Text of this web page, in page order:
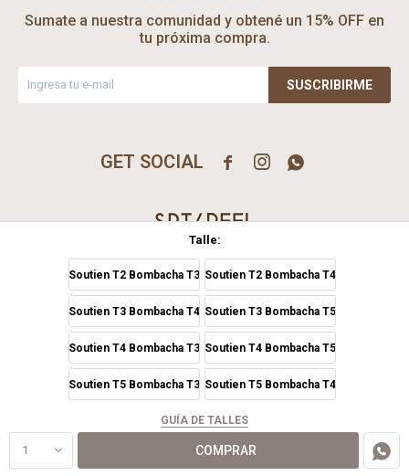
Talle:
Soutien T2 Bombacha T3 Soutien T2 Bombacha T4
Soutien T3 Bombacha T4 Soutien T3 Bombacha T5
Soutien T4 Bombacha T3 Soutien T4 Bombacha T5
Soutien T5 Bombacha T3 Soutien T5 Bombacha T4
GUÍA DE TALLES
1 COMPRAR
Sumate a nuestra comunidad y obtené un 15% OFF en
tu próxima compra.
SUSCRIBIRME
  
© Copyright 2026 / Srta Peel Ltda / Rut 216390860017